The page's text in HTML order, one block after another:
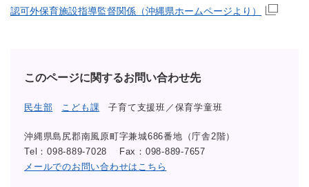
認可外保育施設指導監督関係（沖縄県ホームページより）
このページに関するお問い合わせ先
民生部 こども課 子育て支援班／保育学童班
沖縄県島尻郡南風原町字兼城686番地（庁舎2階）
Tel：098-889-7028
Fax：098-889-7657
メールでのお問い合わせはこちら